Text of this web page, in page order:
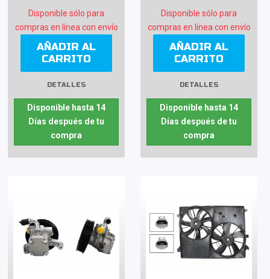
Disponible sólo para
compras en línea con envío
AÑADIR AL
CARRITO
DETALLES
Disponible hasta 14
Días después de tu
compra
Disponible sólo para
compras en línea con envío
AÑADIR AL
CARRITO
DETALLES
Disponible hasta 14
Días después de tu
compra